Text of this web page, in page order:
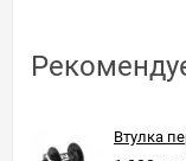
Втулка